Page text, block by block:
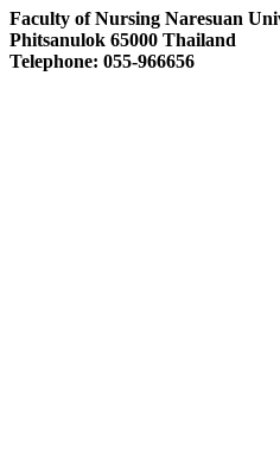
Faculty of Nursing Naresuan
Phitsanulok 65000 Thailand
Telephone: 055-966656